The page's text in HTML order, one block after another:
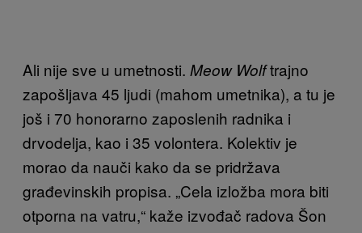
Ali nije sve u umetnosti. Meow Wolftrajno
zapošljava 45 ljudi (mahom umetnika), a tu je
još i 70 honorarno zaposlenih radnika i
drvodelja, kao i 35 volontera. Kolektiv je
morao da nauči kako da se pridržava
građevinskih propisa. „Cela izložba mora biti
otporna na vatru,“ kaže izvođač radova Šon